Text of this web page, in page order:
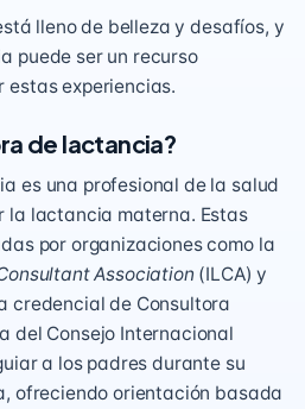
lleno de belleza y desafíos, y
puede ser un recurso
experiencias.
de lactancia?
es una profesional de la salud
la lactancia materna. Estas
por organizaciones como la
Association (ILCA) y
credencial de Consultora
del Consejo Internacional
a los padres durante su
ofreciendo orientación basada